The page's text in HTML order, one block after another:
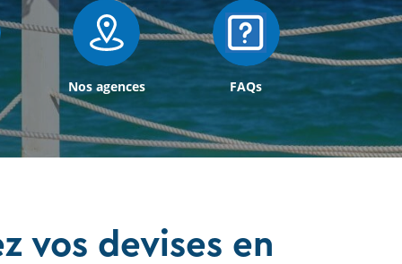
Nos agences FAQs
vos devises en